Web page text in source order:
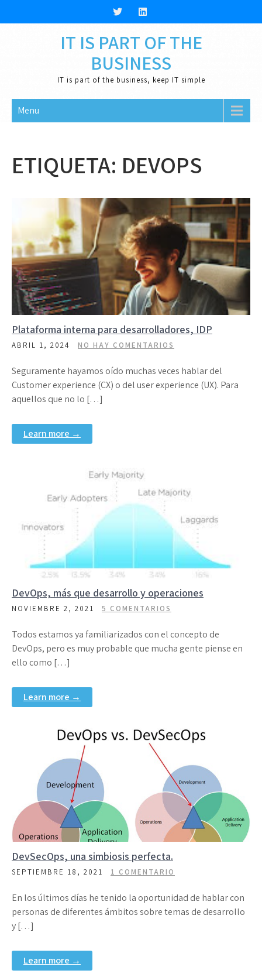
IT IS PART OF THE
BUSINESS
IT is part of the business, keep IT simple
Menu
ETIQUETA: DEVOPS
Plataforma interna para desarrolladores, IDP
ABRIL 1, 2024 NO HAY COMENTARIOS
Seguramente hayamos oído muchas veces hablar del
Customer experience (CX) o del user experience (UX). Para
aquellos que no lo […]
Learn more →
DevOps, más que desarrollo y operaciones
NOVIEMBRE 2, 2021 5 COMENTARIOS
Todos estamos ya familiarizados con el concepto de
DevOps, pero es muy probable que mucha gente piense en
ello como […]
Learn more →
DevSecOps, una simbiosis perfecta.
SEPTIEMBRE 18, 2021 1 COMENTARIO
En los últimos días he tenido la oportunidad de hablar con
personas de diferentes ámbitos sobre temas de desarrollo
y […]
Learn more →